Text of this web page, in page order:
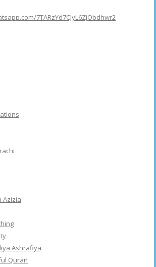
7TARzYd7CJyL6ZjObdhwr2
Azizia
Ashrafiya
Quran